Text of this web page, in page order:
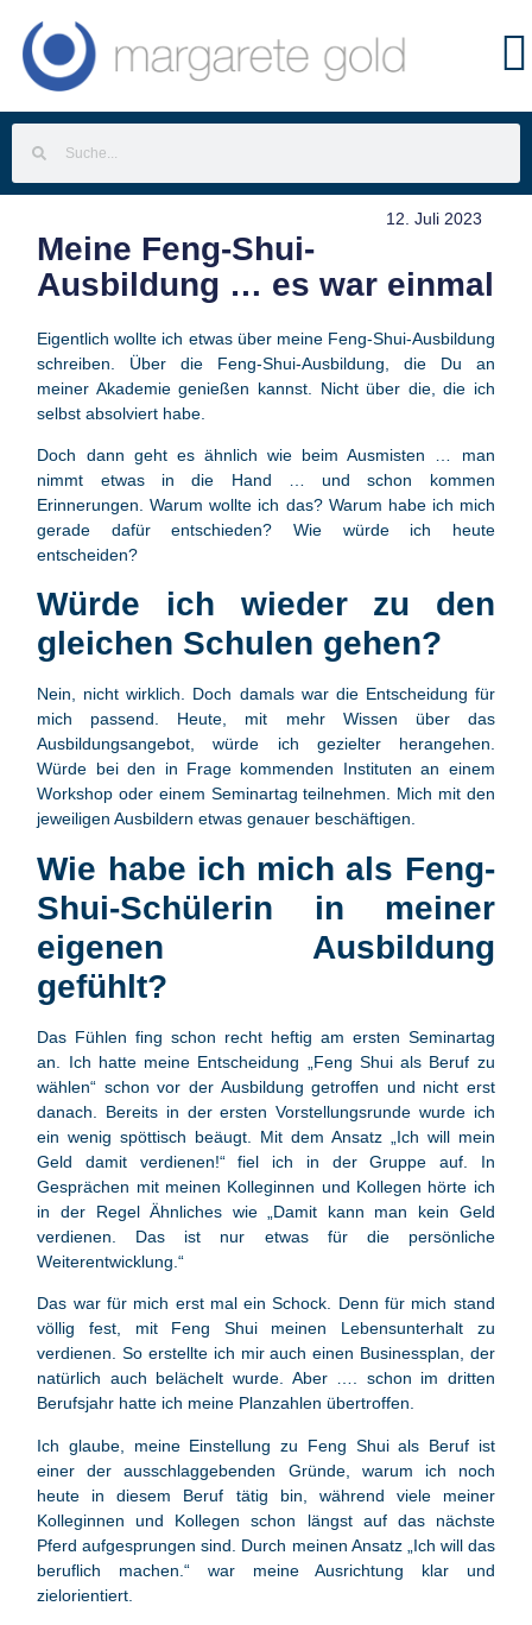
12. Juli 2023
Meine Feng-Shui-
Ausbildung … es war einmal
Eigentlich wollte ich etwas über meine Feng-Shui-Ausbildung
schreiben. Über die Feng-Shui-Ausbildung, die Du an
meiner Akademie genießen kannst. Nicht über die, die ich
selbst absolviert habe.
Doch dann geht es ähnlich wie beim Ausmisten … man
nimmt etwas in die Hand … und schon kommen
Erinnerungen. Warum wollte ich das? Warum habe ich mich
gerade dafür entschieden? Wie würde ich heute
entscheiden?
Würde ich wieder zu den
gleichen Schulen gehen?
Nein, nicht wirklich. Doch damals war die Entscheidung für
mich passend. Heute, mit mehr Wissen über das
Ausbildungsangebot, würde ich gezielter herangehen.
Würde bei den in Frage kommenden Instituten an einem
Workshop oder einem Seminartag teilnehmen. Mich mit den
jeweiligen Ausbildern etwas genauer beschäftigen.
Wie habe ich mich als Feng-
Shui-Schülerin in meiner
eigenen Ausbildung
gefühlt?
Das Fühlen fing schon recht heftig am ersten Seminartag
an. Ich hatte meine Entscheidung „Feng Shui als Beruf zu
wählen“ schon vor der Ausbildung getroffen und nicht erst
danach. Bereits in der ersten Vorstellungsrunde wurde ich
ein wenig spöttisch beäugt. Mit dem Ansatz „Ich will mein
Geld damit verdienen!“ fiel ich in der Gruppe auf. In
Gesprächen mit meinen Kolleginnen und Kollegen hörte ich
in der Regel Ähnliches wie „Damit kann man kein Geld
verdienen. Das ist nur etwas für die persönliche
Weiterentwicklung.“
Das war für mich erst mal ein Schock. Denn für mich stand
völlig fest, mit Feng Shui meinen Lebensunterhalt zu
verdienen. So erstellte ich mir auch einen Businessplan, der
natürlich auch belächelt wurde. Aber …. schon im dritten
Berufsjahr hatte ich meine Planzahlen übertroffen.
Ich glaube, meine Einstellung zu Feng Shui als Beruf ist
einer der ausschlaggebenden Gründe, warum ich noch
heute in diesem Beruf tätig bin, während viele meiner
Kolleginnen und Kollegen schon längst auf das nächste
Pferd aufgesprungen sind. Durch meinen Ansatz „Ich will das
beruflich machen.“ war meine Ausrichtung klar und
zielorientiert.